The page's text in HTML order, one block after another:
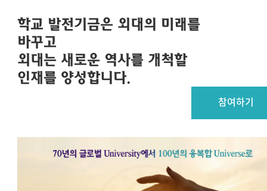
학교 발전기금은 외대의 미래를
바꾸고
외대는 새로운 역사를 개척할
인재를 양성합니다.
참여하기